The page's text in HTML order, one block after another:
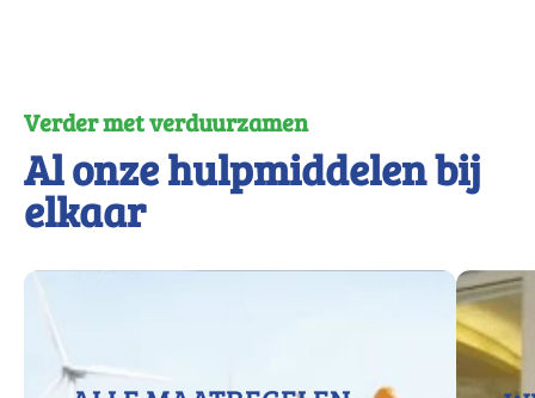
Verder met verduurzamen
Al onze hulpmiddelen bij
elkaar